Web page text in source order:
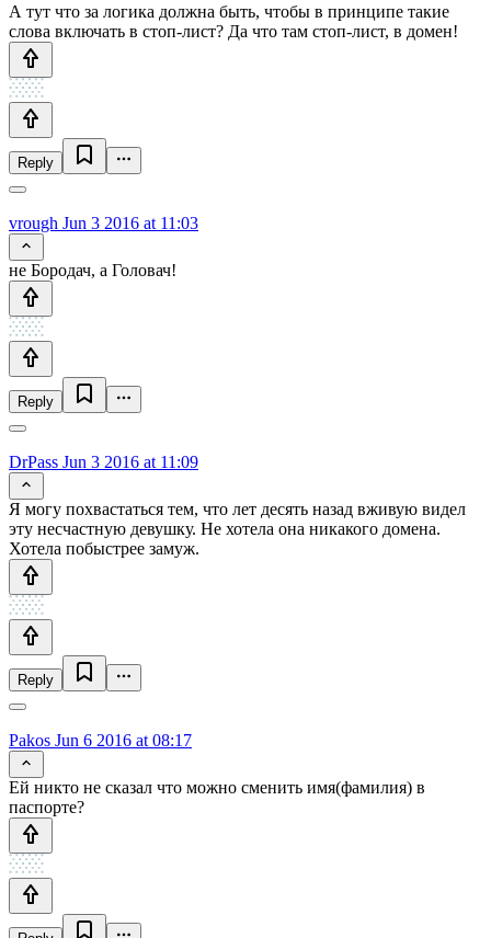
А тут что за логика должна быть, чтобы в принципе такие
слова включать в стоп-лист? Да что там стоп-лист, в домен!
Reply
vrough Jun 3 2016 at 11:03
не Бородач, а Головач!
Reply
DrPass Jun 3 2016 at 11:09
Я могу похвастаться тем, что лет десять назад вживую видел
эту несчастную девушку. Не хотела она никакого домена.
Хотела побыстрее замуж.
Reply
Pakos Jun 6 2016 at 08:17
Ей никто не сказал что можно сменить имя(фамилия) в
паспорте?